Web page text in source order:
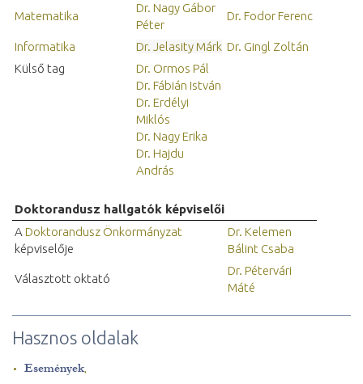
Matematika
Dr. Nagy Gábor
Péter
Dr. Fodor Ferenc
Informatika Dr. Jelasity Márk Dr. Gingl Zoltán
Külső tag
Dr. Ormos Pál
Dr. Fábián István
Dr. Erdélyi
Miklós
Dr. Nagy Erika
Dr. Hajdu
András
Doktorandusz hallgatók képviselői
A Doktorandusz Önkormányzat
képviselője
Dr. Kelemen
Bálint Csaba
Választott oktató
Dr. Pétervári
Máté
Hasznos oldalak
Események,